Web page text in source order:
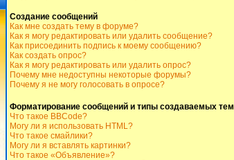
Создание сообщений
Как мне создать тему в форуме?
Как я могу редактировать или удалить сообщение?
Как присоединить подпись к моему сообщению?
Как создать опрос?
Как я могу редактировать или удалить опрос?
Почему мне недоступны некоторые форумы?
Почему я не могу голосовать в опросе?
Форматирование сообщений и типы создаваемых тем
Что такое BBCode?
Могу ли я использовать HTML?
Что такое смайлики?
Могу ли я вставлять картинки?
Что такое «Объявление»?